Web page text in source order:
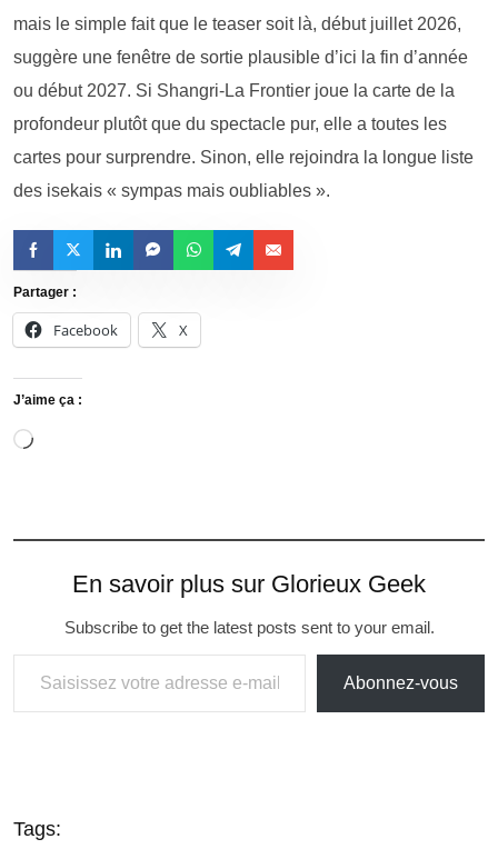
mais le simple fait que le teaser soit là, début juillet 2026,
suggère une fenêtre de sortie plausible d’ici la fin d’année
ou début 2027. Si Shangri-La Frontier joue la carte de la
profondeur plutôt que du spectacle pur, elle a toutes les
cartes pour surprendre. Sinon, elle rejoindra la longue liste
des isekais « sympas mais oubliables ».
Partager :
Facebook X
J’aime ça :
En savoir plus sur Glorieux Geek
Subscribe to get the latest posts sent to your email.
Abonnez-vous
Tags: